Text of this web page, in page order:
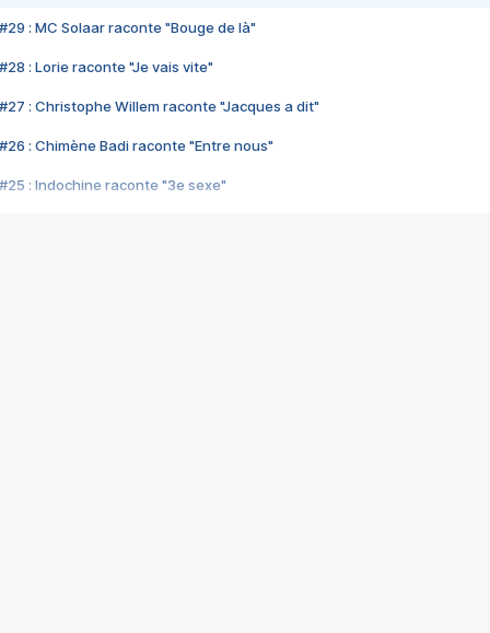
#29 : MC Solaar raconte "Bouge de là"
#28 : Lorie raconte "Je vais vite"
#27 : Christophe Willem raconte "Jacques a dit"
#26 : Chimène Badi raconte "Entre nous"
#25 : Indochine raconte "3e sexe"